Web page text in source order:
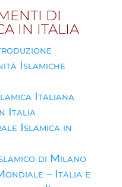
DI
IN ITALIA
Islamiche
Italiana
Italia
Islamica in
di Milano
– Italia e